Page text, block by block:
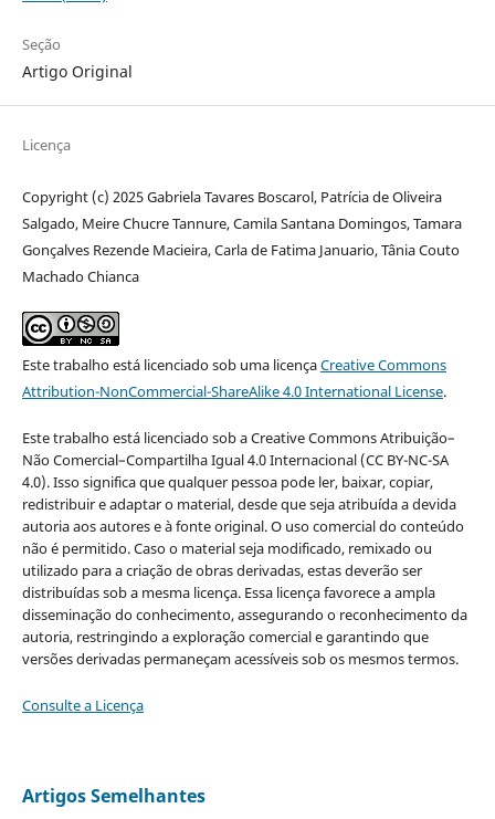
Seção
Artigo Original
Licença
Copyright (c) 2025 Gabriela Tavares Boscarol, Patrícia de Oliveira
Salgado, Meire Chucre Tannure, Camila Santana Domingos, Tamara
Gonçalves Rezende Macieira, Carla de Fatima Januario, Tânia Couto
Machado Chianca
Este trabalho está licenciado sob uma licençaCreative Commons
Attribution-NonCommercial-ShareAlike 4.0 International License.
Este trabalho está licenciado sob a Creative Commons Atribuição–
Não Comercial–Compartilha Igual 4.0 Internacional (CC BY-NC-SA
4.0). Isso significa que qualquer pessoa pode ler, baixar, copiar,
redistribuir e adaptar o material, desde que seja atribuída a devida
autoria aos autores e à fonte original. O uso comercial do conteúdo
não é permitido. Caso o material seja modificado, remixado ou
utilizado para a criação de obras derivadas, estas deverão ser
distribuídas sob a mesma licença. Essa licença favorece a ampla
disseminação do conhecimento, assegurando o reconhecimento da
autoria, restringindo a exploração comercial e garantindo que
versões derivadas permaneçam acessíveis sob os mesmos termos.
Consulte a Licença
Artigos Semelhantes